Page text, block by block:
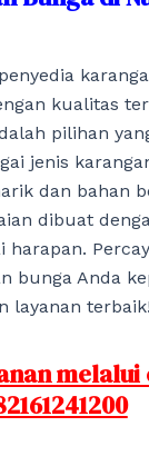
kualitas
pilihan
jenis
dan bahan
dibuat
harapan.
bunga Anda
layanan terbaik!